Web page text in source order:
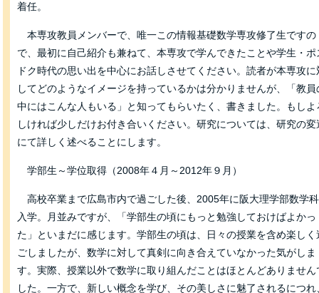
着任。
本専攻教員メンバーで、唯一この情報基礎数学専攻修了生ですの
で、最初に自己紹介も兼ねて、本専攻で学んできたことや学生・ポ
ドク時代の思い出を中心にお話しさせてください。読者が本専攻に
してどのようなイメージを持っているかは分かりませんが、「教員
中にはこんな人もいる」と知ってもらいたく、書きました。もしよ
しければ少しだけお付き合いください。研究については、研究の変
にて詳しく述べることにします。
学部生～学位取得（2008年４月～2012年９月）
高校卒業まで広島市内で過ごした後、2005年に阪大理学部数学
入学。月並みですが、「学部生の頃にもっと勉強しておけばよかっ
た」といまだに感じます。学部生の頃は、日々の授業を含め楽しく
ごしましたが、数学に対して真剣に向き合えていなかった気がしま
す。実際、授業以外で数学に取り組んだことはほとんどありません
した。一方で、新しい概念を学び、その美しさに魅了されるにつれ